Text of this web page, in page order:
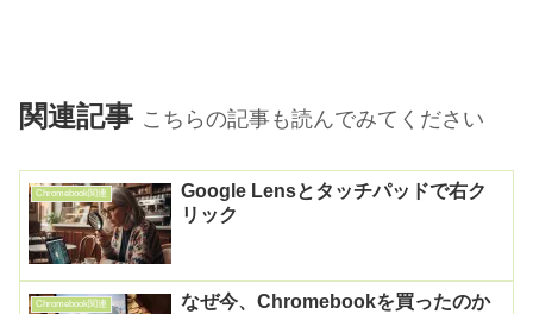
関連記事 こちらの記事も読んでみてください
Chromebook関連
Google Lensとタッチパッドで右ク
リック
Chromebook関連
なぜ今、Chromebookを買ったのか